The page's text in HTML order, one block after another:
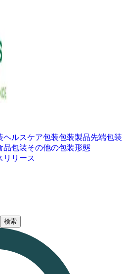
ヘルスケア包装包装製品先端包装
品包装その他の包装形態
リリース
検索